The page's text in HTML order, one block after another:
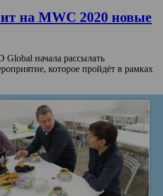
на MWC 2020 новые
начала рассылать
которое пройдёт в рамках